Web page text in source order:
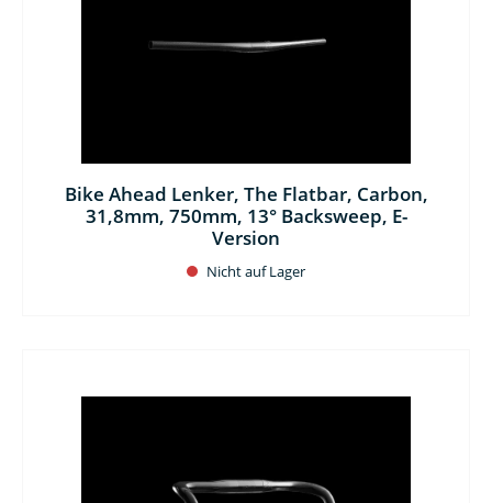
Bike Ahead Lenker, The Flatbar, Carbon,
31,8mm, 750mm, 13° Backsweep, E-
Version
Nicht auf Lager